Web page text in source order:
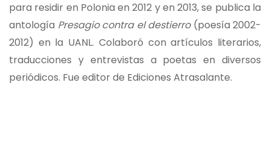
para residir en Polonia en 2012 y en 2013, se publica la
antología Presagio contra el destierro(poesía 2002-
2012) en la UANL. Colaboró con artículos literarios,
traducciones y entrevistas a poetas en diversos
periódicos. Fue editor de Ediciones Atrasalante.